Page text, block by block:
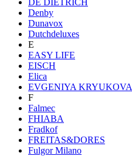
Denby
Dunavox
Dutchdeluxes
E
EASY LIFE
EISCH
Elica
EVGENIYA KRYUKOVA
F
Falmec
FHIABA
Fradkof
FREITAS&DORES
Fulgor Milano